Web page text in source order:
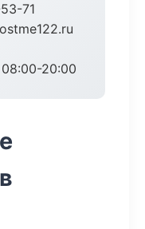
71
20:00